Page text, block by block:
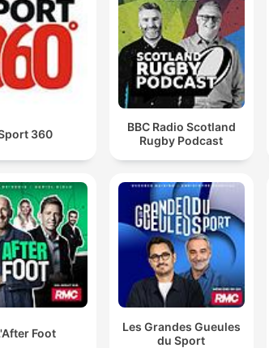
360
BBC Radio Scotland
Rugby Podcast
Foot
Les Grandes Gueules
du Sport